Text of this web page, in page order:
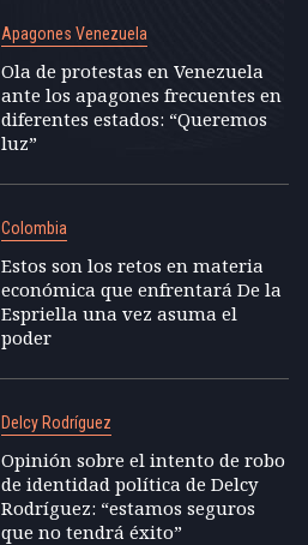
Apagones Venezuela
Ola de protestas en Venezuela
ante los apagones frecuentes en
diferentes estados: “Queremos
luz”
Colombia
Estos son los retos en materia
económica que enfrentará De la
Espriella una vez asuma el
poder
Delcy Rodríguez
Opinión sobre el intento de robo
de identidad política de Delcy
Rodríguez: “estamos seguros
que no tendrá éxito”